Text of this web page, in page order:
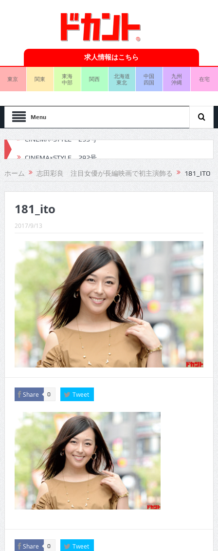
求人情報はこちら
東京 関東
東海
中部
関西
北海道
東北
中国
四国
九州
沖縄
在宅
Menu
CINEMA×STYLE 291号
CINEMA×STYLE 290号
CINEMA×STYLE 289号
CINEMA×STYLE 288号
CINEMA×STYLE 287号
CINEMA×STYLE 286号
CINEMA×STYLE 285号
CINEMA×STYLE 294号
CINEMA×STYLE 293号
ホーム 志田彩良 注目女優が長編映画で初主演飾る 181_ITO
181_ito
2017/9/13
Share 0 Tweet
Share 0 Tweet